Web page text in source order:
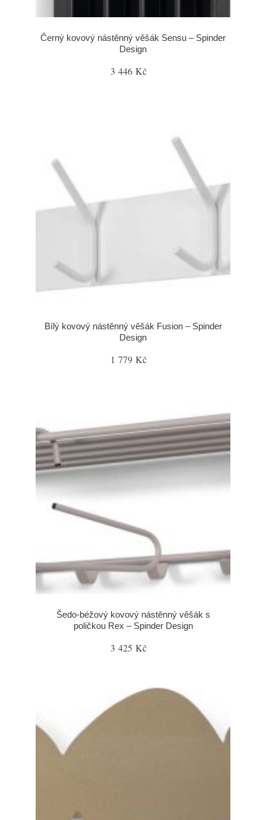
Černý kovový nástěnný věšák Sensu – Spinder
Design
3 446 Kč
Bílý kovový nástěnný věšák Fusion – Spinder
Design
1 779 Kč
Šedo-béžový kovový nástěnný věšák s
poličkou Rex – Spinder Design
3 425 Kč